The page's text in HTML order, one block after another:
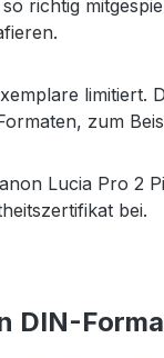
richtig
zum
Lucia Pro 2
bei.
DIN-